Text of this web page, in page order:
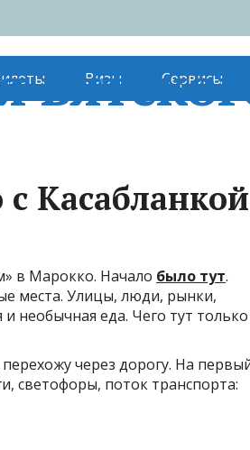
Визы Сервисы
в Марокко. Начало было тут.
места. Улицы, люди, рынки,
необычная еда. Чего тут только
через дорогу. На
светофоры, поток транспорта: